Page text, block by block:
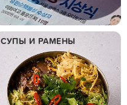
СУПЫ И РАМЕНЫ